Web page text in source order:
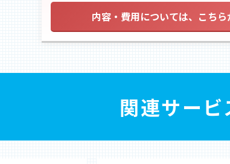
内容・費用については、こち
関連サービ